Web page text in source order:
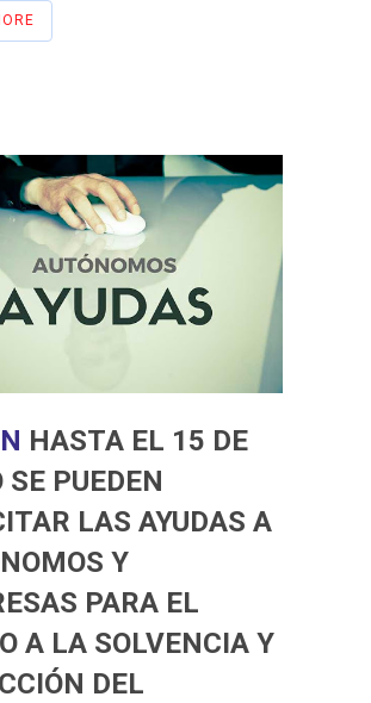
HASTA EL 15 DE
SE PUEDEN
LAS AYUDAS A
Y
PARA EL
A LA SOLVENCIA Y
DEL